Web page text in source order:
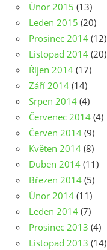
Únor 2015 (13)
Leden 2015 (20)
Prosinec 2014 (12)
Listopad 2014 (20)
Říjen 2014 (17)
Září 2014 (14)
Srpen 2014 (4)
Červenec 2014 (4)
Červen 2014 (9)
Květen 2014 (8)
Duben 2014 (11)
Březen 2014 (5)
Únor 2014 (11)
Leden 2014 (7)
Prosinec 2013 (4)
Listopad 2013 (14)